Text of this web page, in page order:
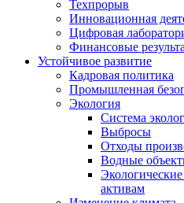
Техпрорыв
Инновационная
Цифровая
Финансовые
Устойчивое развитие
Кадровая политика
Промышленная
Экология
Система
Выбросы
Отходы
Водные
активам